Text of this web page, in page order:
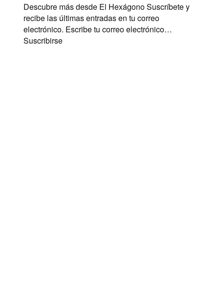
Descubre más desde El Hexágono Suscríbete y
recibe las últimas entradas en tu correo
electrónico. Escribe tu correo electrónico…
Suscribirse